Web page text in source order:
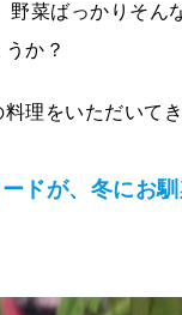
野菜ばっかりそ
か？
理をいただいて
ドが、冬にお